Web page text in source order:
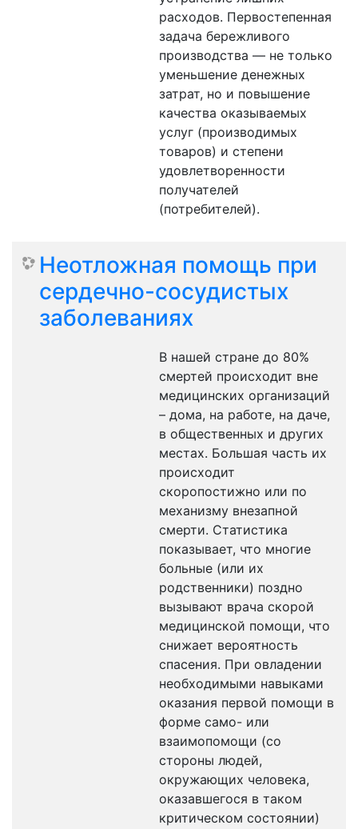
расходов. Первостепенная
задача бережливого
производства — не только
уменьшение денежных
затрат, но и повышение
качества оказываемых
услуг (производимых
товаров) и степени
удовлетворенности
получателей
(потребителей).
Неотложная помощь при
сердечно-сосудистых
заболеваниях
В нашей стране до 80%
смертей происходит вне
медицинских организаций
– дома, на работе, на даче,
в общественных и других
местах. Большая часть их
происходит
скоропостижно или по
механизму внезапной
смерти. Статистика
показывает, что многие
больные (или их
родственники) поздно
вызывают врача скорой
медицинской помощи, что
снижает вероятность
спасения. При овладении
необходимыми навыками
оказания первой помощи в
форме само- или
взаимопомощи (со
стороны людей,
окружающих человека,
оказавшегося в таком
критическом состоянии)